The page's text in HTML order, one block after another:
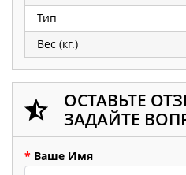
Тип
Вес (кг.)
ОСТАВЬТЕ
ЗАДАЙТЕ
* Ваше Имя